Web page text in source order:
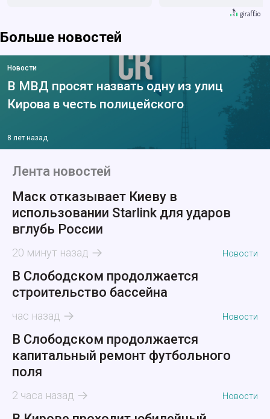
Больше новостей
Новости
В МВД просят назвать одну из улиц
Кирова в честь полицейского
8 лет назад
Лента новостей
Маск отказывает Киеву в
использовании Starlink для ударов
вглубь России
20 минут назад Новости
В Слободском продолжается
строительство бассейна
час назад Новости
В Слободском продолжается
капитальный ремонт футбольного
поля
2 часа назад Новости